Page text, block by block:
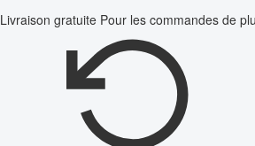
Livraison gratuite Pour les commandes de